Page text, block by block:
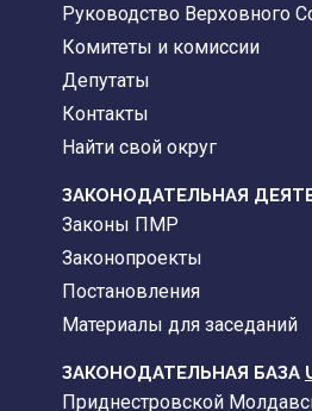
Руководство Верховного
Комитеты и комиссии
Депутаты
Контакты
Найти свой округ
ЗАКОНОДАТЕЛЬНАЯ
Законы ПМР
Законопроекты
Постановления
Материалы для заседаний
ЗАКОНОДАТЕЛЬНАЯ БАЗА
Приднестровской